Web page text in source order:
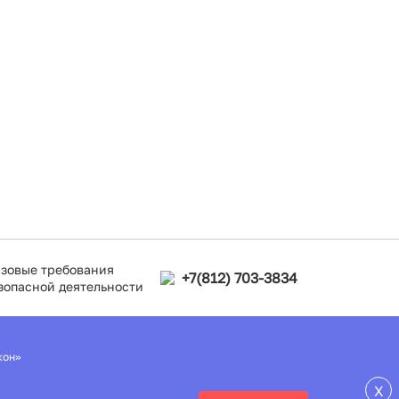
X
требования
деятельности
+7(812) 703-3834